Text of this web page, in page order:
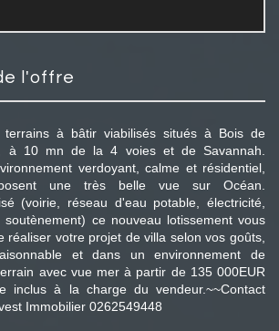
l'offre
terrains à bâtir viabilisés situés à Bois de
à 10 mn de la 4 voies et de Savannah.
verdoyant, calme et résidentiel,
une très belle vue sur Océan.
(voirie, réseau d'eau potable, électricité,
ce nouveau lotissement vous
réaliser votre projet de villa selon vos goûts,
et dans un environnement de
avec vue mer à partir de 135 000EUR
inclus à la charge du vendeur.~~Contact
Immobilier 0262549448